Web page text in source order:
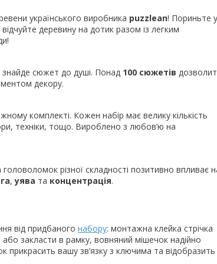
українського виробника puzzlean! Пориньте у
деревину на дотик разом із легким
знайде сюжет до душі. Понад 100 сюжетів
декору.
комплекті. Кожен набір має велику кількість
техніки, тощо. Вироблено з любов’ю на
різної складності позитивно впливає
, уява та концентрація.
від придбаного набору: монтажна клейка стрічка
закласти в рамку, вовняний мішечок надійно
прикрасить вашу зв’язку з ключима та відобразить